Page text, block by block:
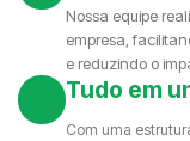
Nossa equipe
empresa,
e reduzindo o
Tudo em
Com uma